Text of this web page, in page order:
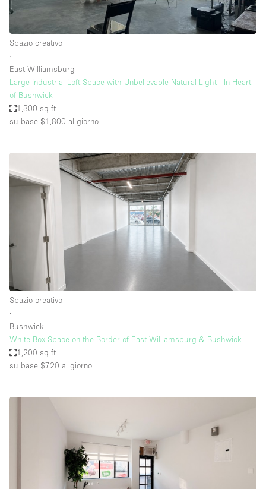
Spazio creativo
∙
East Williamsburg
Large Industrial Loft Space with Unbelievable Natural Light - In Heart
of Bushwick
1,300 sq ft
su base $1,800 al giorno
Spazio creativo
∙
Bushwick
White Box Space on the Border of East Williamsburg & Bushwick
1,200 sq ft
su base $720 al giorno